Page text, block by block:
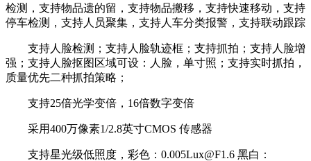
检测，支持物品遗的留，支持物品搬移，支持快速移动，支持
停车检测，支持人员聚集，支持人车分类报警，支持联动跟踪
支持人脸检测；支持人脸轨迹框；支持抓拍；支持人脸增
强；支持人脸抠图区域可设：人脸，单寸照；支持实时抓拍，
质量优先二种抓拍策略；
支持25倍光学变倍，16倍数字变倍
采用400万像素1/2.8英寸CMOS 传感器
支持星光级低照度，彩色：0.005Lux@F1.6 黑白：